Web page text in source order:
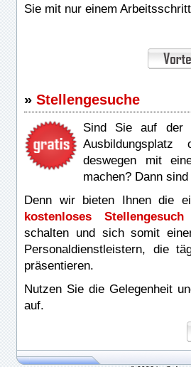
Sie mit nur einem
» Stellengesuche
Sind Sie auf der
deswegen mit
machen? Dann
Denn wir bieten Ihnen die
kostenloses Stellengesuch
schalten und sich somit
Personaldienstleistern, die
präsentieren.
Nutzen Sie die Gelegenheit
auf.